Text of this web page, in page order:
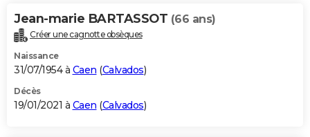
Jean-marie BARTASSOT (66 ans)
Créer une cagnotte obsèques
Naissance
31/07/1954 à Caen (Calvados)
Décès
19/01/2021 à Caen (Calvados)